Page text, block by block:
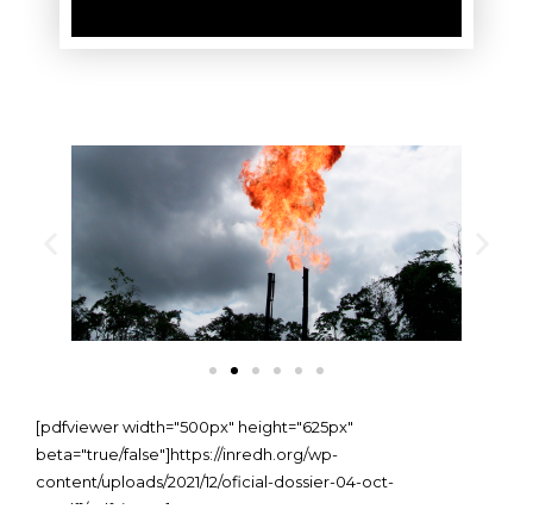
[pdfviewer width="500px" height="625px"
beta="true/false"]https://inredh.org/wp-
content/uploads/2021/12/oficial-dossier-04-oct-
21.pdf[/pdfviewer]